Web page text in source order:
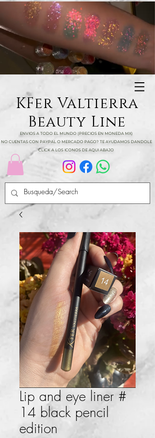
KFer Valtierra
Beauty Line
ENVIOS A TODO EL MUNDO (PRECIOS EN MONEDA MX)
NO CUENTAS CON PAYPAL O MERCADO PAGO? TE AYUDAMOS DANDOLE
CLICK A LOS ICONOS DE AQUI ABAJO
Lip and eye liner #
14 black pencil
edition